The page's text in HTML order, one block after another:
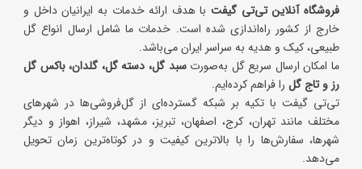
فروشگاه آنلاین تی‌تی گیفتبا هدف ارائه خدمات به ایرانیان داخل و
خارج از کشور راه‌اندازی شده است. خدمات ما شامل ارسال انواع گل
طبیعی، کیک و هدیه به سراسر ایران می‌باشد.
ما امکان ارسال سریع گل به‌صورتسبد گل، دسته گل، گلدان، باکس گل
رز و تاج گل را فراهم کرده‌ایم.
تی‌تی گیفت با تکیه بر شبکه گسترده‌ای از گل‌فروشی‌ها در شهرهای
مختلف مانند تهران، کرج، اصفهان، تبریز، مشهد، شیراز، اهواز و دیگر
شهرها، سفارش‌ها را با بالاترین کیفیت و در کوتاه‌ترین زمان تحویل
می‌دهد.